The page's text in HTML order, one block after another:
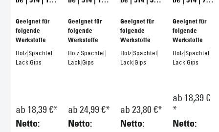
Zum Produkt Zum Produkt
STARCKE bietet Ihnen: